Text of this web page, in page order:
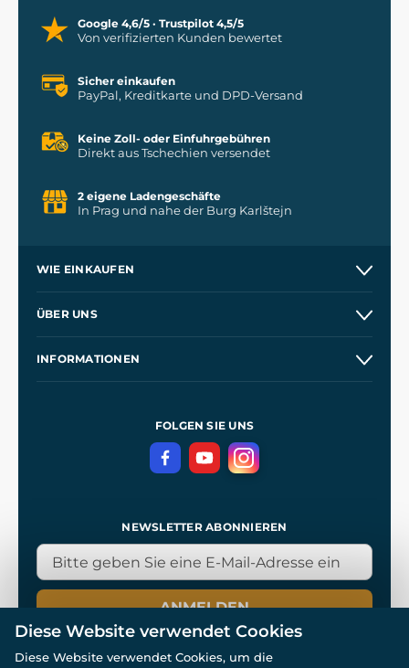
Google 4,6/5 · Trustpilot 4,5/5
Von verifizierten Kunden bewertet
Sicher einkaufen
PayPal, Kreditkarte und DPD-Versand
Keine Zoll- oder Einfuhrgebühren
Direkt aus Tschechien versendet
2 eigene Ladengeschäfte
In Prag und nahe der Burg Karlštejn
WIE EINKAUFEN
Kontakt
ÜBER UNS
INFORMATIONEN
DatenschutzerklärungFOLGEN SIE UNS
NEWSLETTER ABONNIEREN
ANMELDEN
Diese Website verwendet Cookies
Diese Website verwendet Cookies, um die